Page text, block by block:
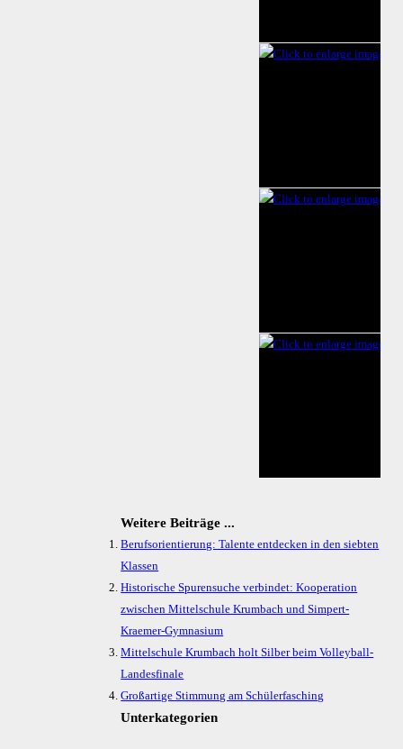
Weitere Beiträge ...
Berufsorientierung: Talente entdecken in den siebten
Klassen
Historische Spurensuche verbindet: Kooperation
zwischen Mittelschule Krumbach und Simpert-
Kraemer-Gymnasium
Mittelschule Krumbach holt Silber beim Volleyball-
Landesfinale
Großartige Stimmung am Schülerfasching
Unterkategorien